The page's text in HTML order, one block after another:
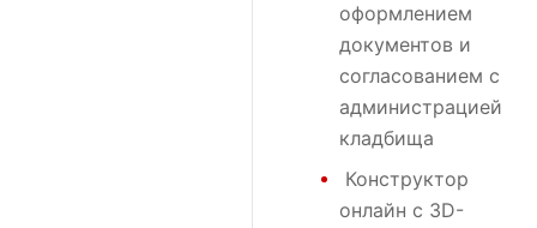
оформлением
документов и
согласованием с
администрацией
кладбища
Конструктор
онлайн с 3D-